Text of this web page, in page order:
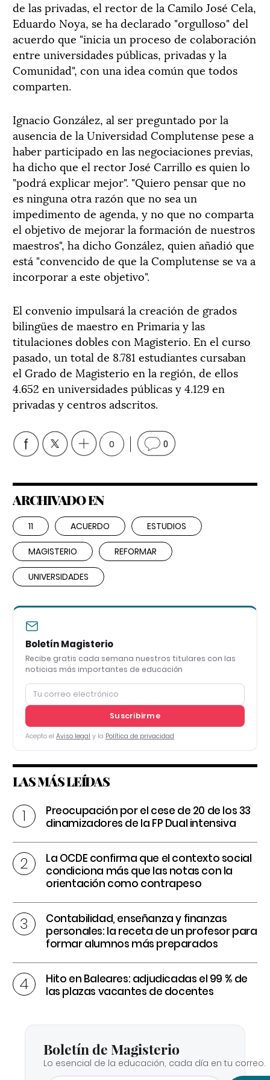
de las privadas, el rector de la Camilo José Cela,
Eduardo Noya, se ha declarado "orgulloso" del
acuerdo que "inicia un proceso de colaboración
entre universidades públicas, privadas y la
Comunidad", con una idea común que todos
comparten.
Ignacio González, al ser preguntado por la
ausencia de la Universidad Complutense pese a
haber participado en las negociaciones previas,
ha dicho que el rector José Carrillo es quien lo
"podrá explicar mejor". "Quiero pensar que no
es ninguna otra razón que no sea un
impedimento de agenda, y no que no comparta
el objetivo de mejorar la formación de nuestros
maestros", ha dicho González, quien añadió que
está "convencido de que la Complutense se va a
incorporar a este objetivo".
El convenio impulsará la creación de grados
bilingües de maestro en Primaria y las
titulaciones dobles con Magisterio. En el curso
pasado, un total de 8.781 estudiantes cursaban
el Grado de Magisterio en la región, de ellos
4.652 en universidades públicas y 4.129 en
privadas y centros adscritos.
0 0
ARCHIVADO EN
11 ACUERDO ESTUDIOS
MAGISTERIO REFORMAR
UNIVERSIDADES
Boletín Magisterio
Recibe gratis cada semana nuestros titulares con las
noticias más importantes de educación
Suscribirme
Acepto el Aviso legal y la Política de privacidad
LAS MÁS LEÍDAS
Preocupación por el cese de 20 de los 33
dinamizadores de la FP Dual intensiva
La OCDE confirma que el contexto social
condiciona más que las notas con la
orientación como contrapeso
Contabilidad, enseñanza y finanzas
personales: la receta de un profesor para
formar alumnos más preparados
Hito en Baleares: adjudicadas el 99 % de
las plazas vacantes de docentes
Boletín de Magisterio
Lo esencial de la educación, cada día en tu correo.